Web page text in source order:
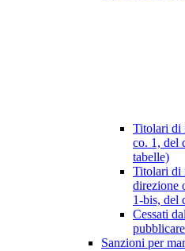
Titolari di
co. 1, del
tabelle)
Titolari di
direzione
1-bis, del
Cessati
Sanzioni per